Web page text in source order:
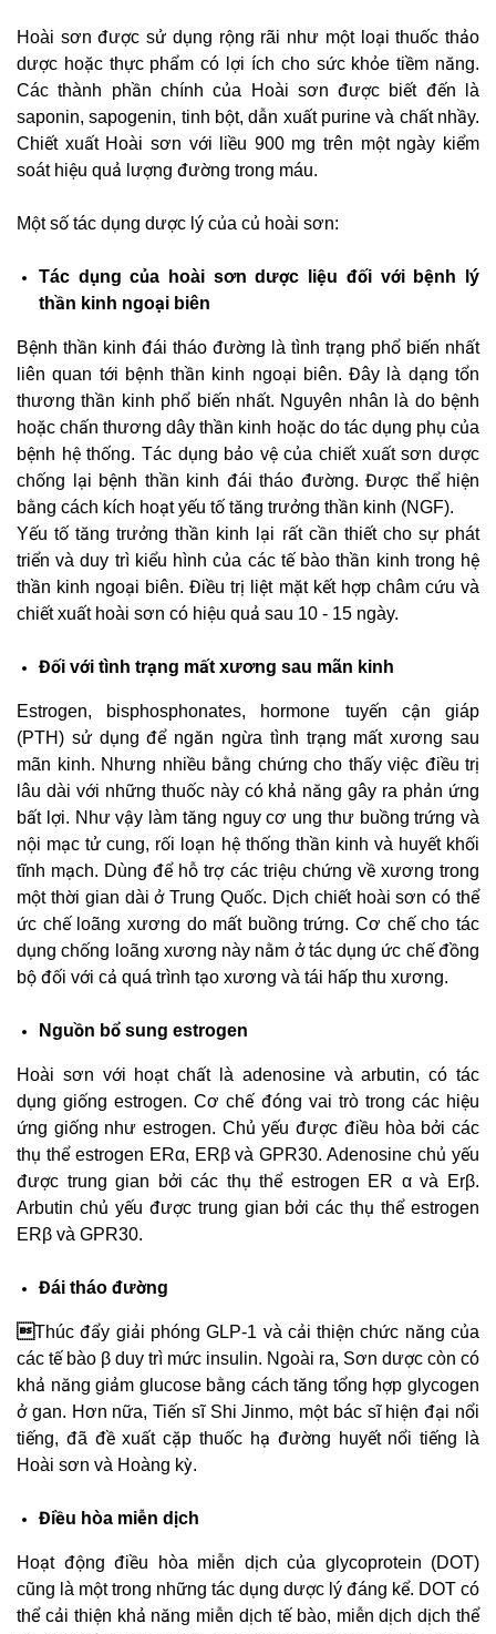
Hoài sơn được sử dụng rộng rãi như một loại thuốc thảo
dược hoặc thực phẩm có lợi ích cho sức khỏe tiềm năng.
Các thành phần chính của Hoài sơn được biết đến là
saponin, sapogenin, tinh bột, dẫn xuất purine và chất nhầy.
Chiết xuất Hoài sơn với liều 900 mg trên một ngày kiểm
soát hiệu quả lượng đường trong máu.
Một số tác dụng dược lý của củ hoài sơn:
Tác dụng của hoài sơn dược liệu đối với bệnh lý
thần kinh ngoại biên
Bệnh thần kinh đái tháo đường là tình trạng phổ biến nhất
liên quan tới bệnh thần kinh ngoại biên. Đây là dạng tổn
thương thần kinh phổ biến nhất. Nguyên nhân là do bệnh
hoặc chấn thương dây thần kinh hoặc do tác dụng phụ của
bệnh hệ thống. Tác dụng bảo vệ của chiết xuất sơn dược
chống lại bệnh thần kinh đái tháo đường. Được thể hiện
bằng cách kích hoạt yếu tố tăng trưởng thần kinh (NGF).
Yếu tố tăng trưởng thần kinh lại rất cần thiết cho sự phát
triển và duy trì kiểu hình của các tế bào thần kinh trong hệ
thần kinh ngoại biên. Điều trị liệt mặt kết hợp châm cứu và
chiết xuất hoài sơn có hiệu quả sau 10 - 15 ngày.
Đối với tình trạng mất xương sau mãn kinh
Estrogen, bisphosphonates, hormone tuyến cận giáp
(PTH) sử dụng để ngăn ngừa tình trạng mất xương sau
mãn kinh. Nhưng nhiều bằng chứng cho thấy việc điều trị
lâu dài với những thuốc này có khả năng gây ra phản ứng
bất lợi. Như vậy làm tăng nguy cơ ung thư buồng trứng và
nội mạc tử cung, rối loạn hệ thống thần kinh và huyết khối
tĩnh mạch. Dùng để hỗ trợ các triệu chứng về xương trong
một thời gian dài ở Trung Quốc. Dịch chiết hoài sơn có thể
ức chế loãng xương do mất buồng trứng. Cơ chế cho tác
dụng chống loãng xương này nằm ở tác dụng ức chế đồng
bộ đối với cả quá trình tạo xương và tái hấp thu xương.
Nguồn bổ sung estrogen
Hoài sơn với hoạt chất là adenosine và arbutin, có tác
dụng giống estrogen. Cơ chế đóng vai trò trong các hiệu
ứng giống như estrogen. Chủ yếu được điều hòa bởi các
thụ thể estrogen ERα, ERβ và GPR30. Adenosine chủ yếu
được trung gian bởi các thụ thể estrogen ER α và Erβ.
Arbutin chủ yếu được trung gian bởi các thụ thể estrogen
ERβ và GPR30.
Đái tháo đường
Thúc đẩy giải phóng GLP-1 và cải thiện chức năng của
các tế bào β duy trì mức insulin. Ngoài ra, Sơn dược còn có
khả năng giảm glucose bằng cách tăng tổng hợp glycogen
ở gan. Hơn nữa, Tiến sĩ Shi Jinmo, một bác sĩ hiện đại nổi
tiếng, đã đề xuất cặp thuốc hạ đường huyết nổi tiếng là
Hoài sơn và Hoàng kỳ.
Điều hòa miễn dịch
Hoạt động điều hòa miễn dịch của glycoprotein (DOT)
cũng là một trong những tác dụng dược lý đáng kể. DOT có
thể cải thiện khả năng miễn dịch tế bào, miễn dịch dịch thể